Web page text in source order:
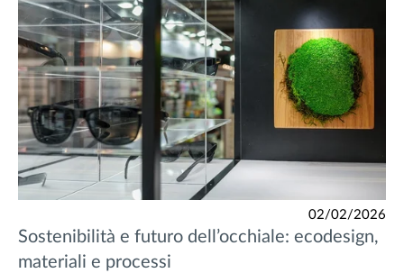
02/02/2026
Sostenibilità e futuro dell’occhiale: ecodesign,
materiali e processi